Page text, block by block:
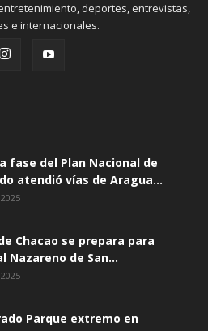
deportes, entrevistas,
e internacionales.
fase del Plan Nacional de
atendió vías de Aragua...
Chacao se prepara para
Nazareno de San...
Parque extremo en